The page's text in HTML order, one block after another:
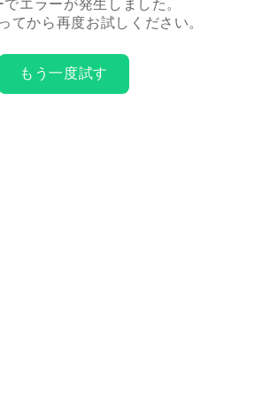
エラーが発生しました。
てから再度お試しください。
もう一度試す